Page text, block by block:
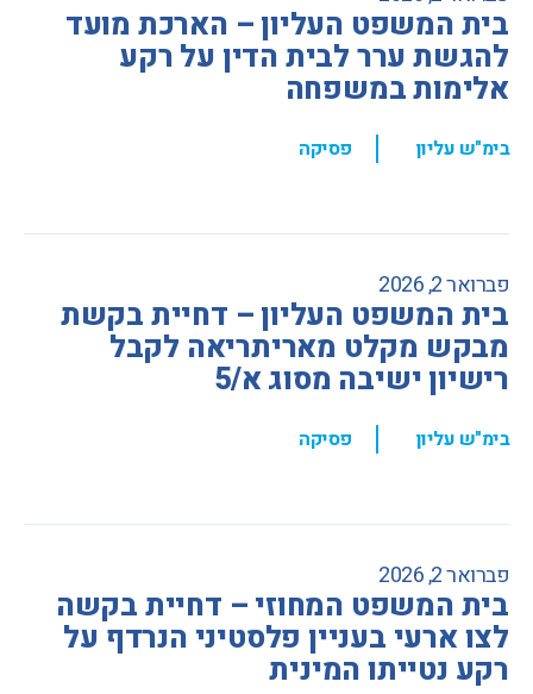
בית המשפט העליון – הארכת מועד
להגשת ערר לבית הדין על רקע
אלימות במשפחה
בימ"ש עליון , פסיקה
פברואר 2, 2026
בית המשפט העליון – דחיית בקשת
מבקש מקלט מאריתריאה לקבל
רישיון ישיבה מסוג א/5
בימ"ש עליון , פסיקה
פברואר 2, 2026
בית המשפט המחוזי – דחיית בקשה
לצו ארעי בעניין פלסטיני הנרדף על
רקע נטייתו המינית